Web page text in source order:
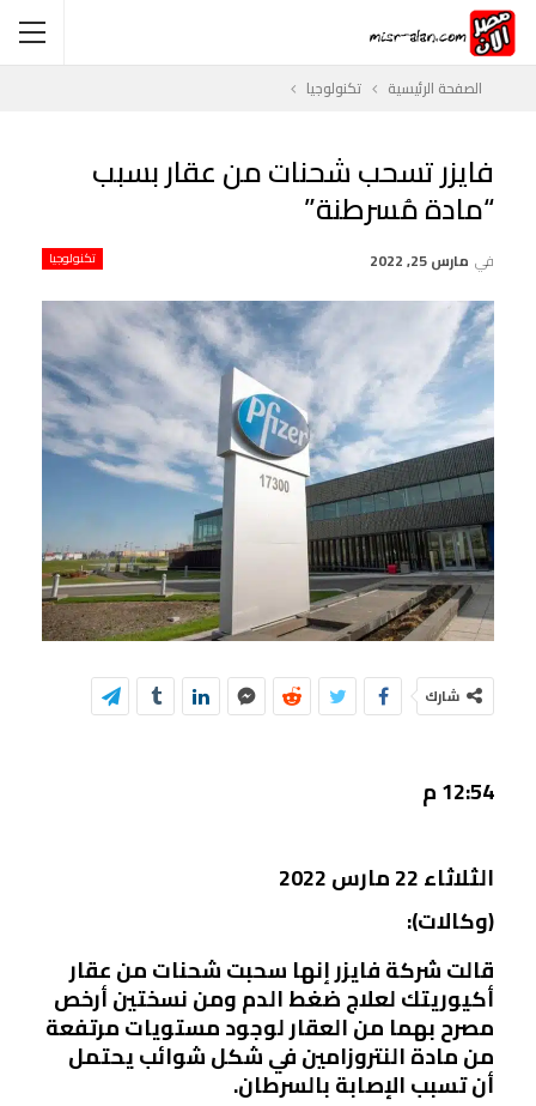
الصفحة الرئيسية تكنولوجيا
فايزر تسحب شحنات من عقار بسبب
“مادة مُسرطنة”
تكنولوجيا في مارس 25, 2022
شارك
12:54 م
الثلاثاء 22 مارس 2022
(وكالات):
قالت شركة فايزر إنها سحبت شحنات من عقار
أكيوريتك لعلاج ضغط الدم ومن نسختين أرخص
مصرح بهما من العقار لوجود مستويات مرتفعة
من مادة النتروزامين في شكل شوائب يحتمل
أن تسبب الإصابة بالسرطان.